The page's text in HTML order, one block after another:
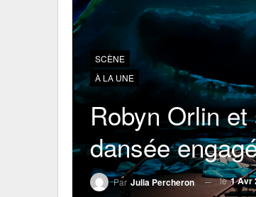
SCÈNE
À LA UNE
Robyn Orlin
dansée
Par Julia Percheron le1 Avr